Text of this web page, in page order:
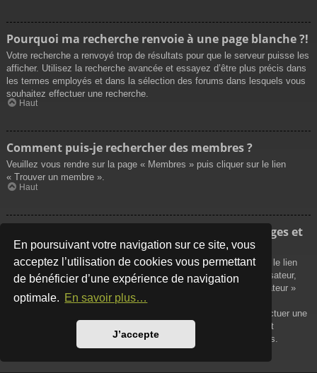
En poursuivant votre navigation sur ce site, vous
acceptez l’utilisation de cookies vous permettant
de bénéficier d’une expérience de navigation
optimale. En savoir plus…
J’accepte
Pourquoi ma recherche renvoie à une page blanche ?!
Votre recherche a renvoyé trop de résultats pour que le serveur puisse les
afficher. Utilisez la recherche avancée et essayez d’être plus précis dans
les termes employés et dans la sélection des forums dans lesquels vous
souhaitez effectuer une recherche.
Haut
Comment puis-je rechercher des membres ?
Veuillez vous rendre sur la page « Membres » puis cliquer sur le lien
« Trouver un membre ».
Haut
Comment puis-je retrouver mes propres messages et
sujets ?
Vos propres messages peuvent être affichés soit en cliquant sur le lien
« Afficher vos messages » dans le panneau de contrôle de l’utilisateur,
soit en cliquant sur le lien « Rechercher les messages de l’utilisateur »
sur la page de votre propre profil ou soit en cliquant sur le menu
« Raccourcis » situé sur la partie supérieure du forum. Pour effectuer une
recherche de vos propres sujets, utilisez la recherche avancée et
remplissez convenablement les options qui vous sont disponibles.